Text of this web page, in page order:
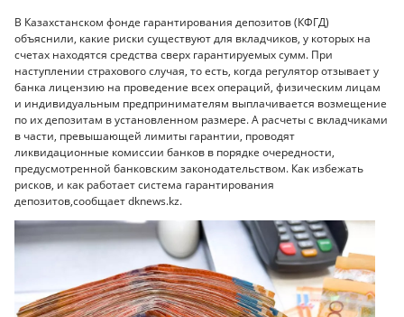
В Казахстанском фонде гарантирования депозитов (КФГД)
объяснили, какие риски существуют для вкладчиков, у которых на
счетах находятся средства сверх гарантируемых сумм. При
наступлении страхового случая, то есть, когда регулятор отзывает у
банка лицензию на проведение всех операций, физическим лицам
и индивидуальным предпринимателям выплачивается возмещение
по их депозитам в установленном размере. А расчеты с вкладчиками
в части, превышающей лимиты гарантии, проводят
ликвидационные комиссии банков в порядке очередности,
предусмотренной банковским законодательством. Как избежать
рисков, и как работает система гарантирования
депозитов,сообщает dknews.kz.